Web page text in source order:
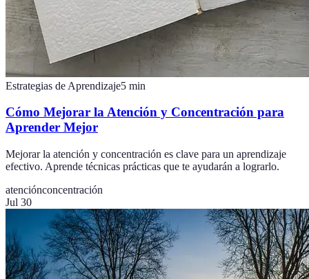
Estrategias de Aprendizaje5 min
Cómo Mejorar la Atención y Concentración para
Aprender Mejor
Mejorar la atención y concentración es clave para un aprendizaje
efectivo. Aprende técnicas prácticas que te ayudarán a lograrlo.
atenciónconcentración
Jul 30